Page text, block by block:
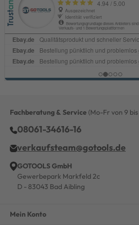
Fachberatung & Service (Mo-Fr von 9
08061-34616-16
verkaufsteam@gotools.de
GOTOOLS GmbH
Gewerbepark Markfeld 2c
D - 83043 Bad Aibling
Mein Konto